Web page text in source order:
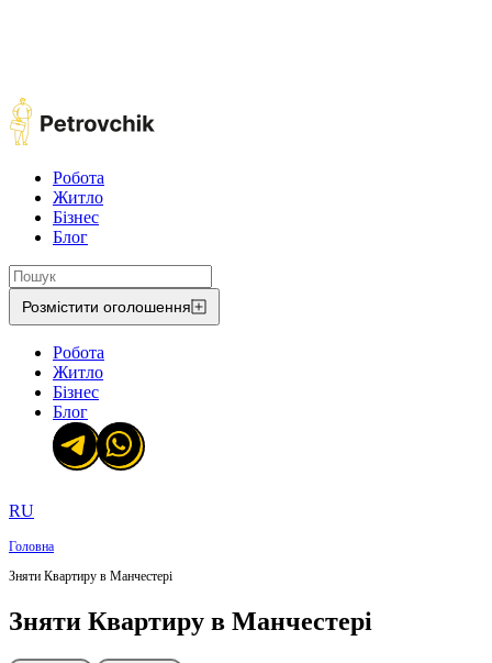
Робота
Житло
Бізнес
Блог
Розмістити оголошення
Робота
Житло
Бізнес
Блог
RU
Головна
Зняти Квартиру в Манчестері
Зняти Квартиру в Манчестері